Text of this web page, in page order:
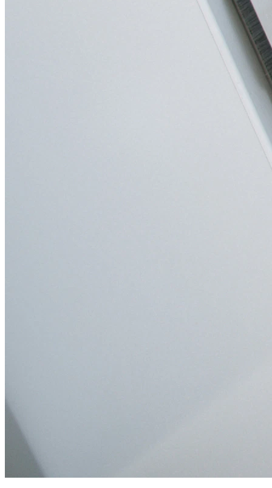
QUÉ TIPOS DE NEGOCIO LO NOTAN
MÁS
Clínicas y servicios con fuerte componente de